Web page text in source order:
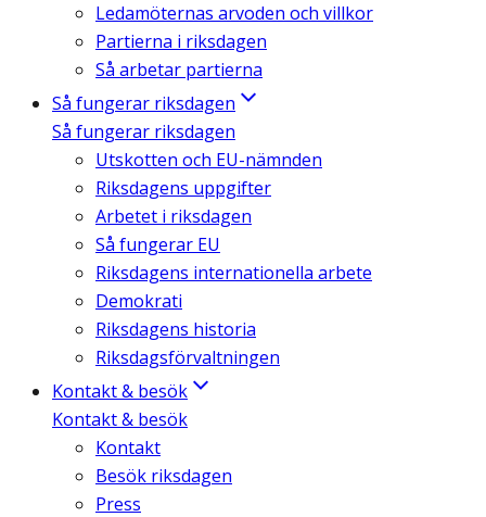
Ledamöternas arvoden och villkor
Partierna i riksdagen
Så arbetar partierna
Så fungerar riksdagen
Så fungerar riksdagen
Utskotten och EU-nämnden
Riksdagens uppgifter
Arbetet i riksdagen
Så fungerar EU
Riksdagens internationella arbete
Demokrati
Riksdagens historia
Riksdagsförvaltningen
Kontakt & besök
Kontakt & besök
Kontakt
Besök riksdagen
Press